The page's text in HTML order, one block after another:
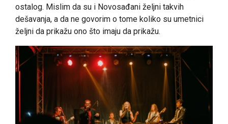
ostalog. Mislim da su i Novosađani željni takvih
dešavanja, a da ne govorim o tome koliko su umetnici
željni da prikažu ono što imaju da prikažu.